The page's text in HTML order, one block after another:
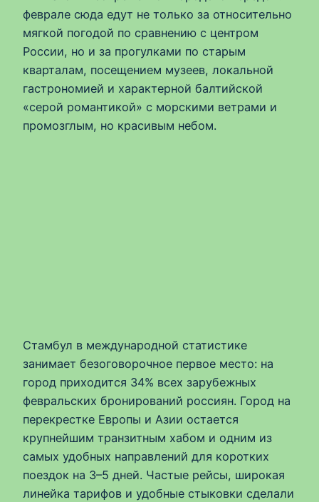
феврале сюда едут не только за относительно
мягкой погодой по сравнению с центром
России, но и за прогулками по старым
кварталам, посещением музеев, локальной
гастрономией и характерной балтийской
«серой романтикой» с морскими ветрами и
промозглым, но красивым небом.
Стамбул в международной статистике
занимает безоговорочное первое место: на
город приходится 34% всех зарубежных
февральских бронирований россиян. Город на
перекрестке Европы и Азии остается
крупнейшим транзитным хабом и одним из
самых удобных направлений для коротких
поездок на 3–5 дней. Частые рейсы, широкая
линейка тарифов и удобные стыковки сделали